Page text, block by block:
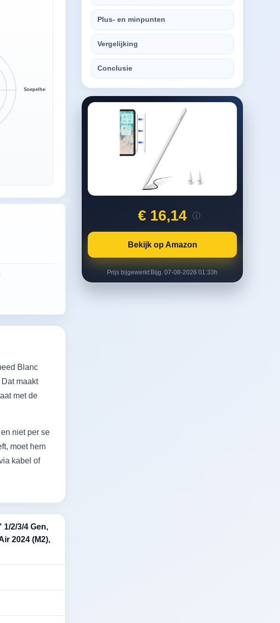
Soepelheid
Blanc
maakt
met de
niet per se
moet hem
kabel of
1/2/3/4 Gen,
2024 (M2),
Plus- en minpunten
Vergelijking
Conclusie
€ 16,14 ⓘ
Bekijk op Amazon
Prijs bijgewerkt:Bijg. 07-08-2026 01:33h